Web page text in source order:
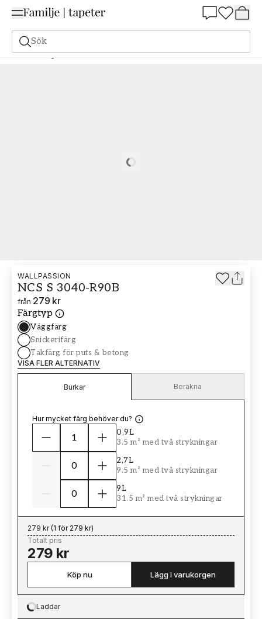
Sök
Målarfärg Beställ utifrån NCS Beställ utifrån NCS 3040-R90B
Loading…
WALLPASSION
NCS S 3040-R90B
från 279 kr
Färgtyp
Väggfärg
Snickerifärg
Takfärg för puts & betong
VISA FLER ALTERNATIV
Burkar Beräkna
Hur mycket färg behöver du?
0,9L
3.5 m² med två strykningar
2,7L
9.5 m² med två strykningar
9L
31.5 m² med två strykningar
279 kr(1 för 279 kr)
Totalt pris
279 kr
Köp nu Lägg i varukorgen
Loading…
Laddar